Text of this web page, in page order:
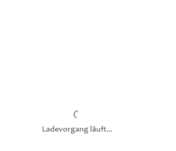
Ladevorgang läuft...